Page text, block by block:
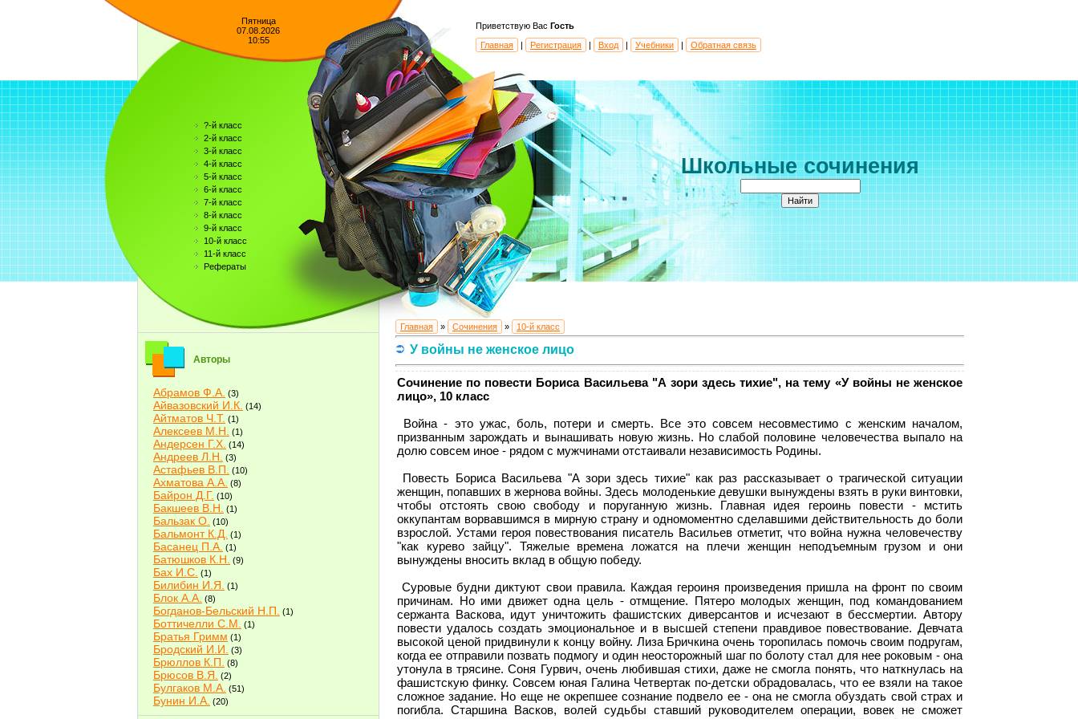
Пятница
07.08.2026
10:55
?-й класс
2-й класс
3-й класс
4-й класс
5-й класс
6-й класс
7-й класс
8-й класс
9-й класс
10-й класс
11-й класс
Рефераты
Авторы
Абрамов Ф.А. (3)
Айвазовский И.К. (14)
Айтматов Ч.Т. (1)
Алексеев М.Н. (1)
Андерсен Г.Х. (14)
Андреев Л.Н. (3)
Астафьев В.П. (10)
Ахматова А.А. (8)
Байрон Д.Г. (10)
Бакшеев В.Н. (1)
Бальзак О. (10)
Бальмонт К.Д. (1)
Басанец П.А. (1)
Батюшков К.Н. (9)
Бах И.С. (1)
Билибин И.Я. (1)
Блок А.А. (8)
Богданов-Бельский Н.П. (1)
Боттичелли С.М. (1)
Братья Гримм (1)
Бродский И.И. (3)
Брюллов К.П. (8)
Брюсов В.Я. (2)
Булгаков М.А. (51)
Бунин И.А. (20)
Быков В.В.(2)
Приветствую Вас Гость
Главная
| Регистрация | Вход | Учебники | Обратная связь
Школьные сочинения
Главная » Сочинения » 10-й класс
У войны не женское лицо
Сочинение по повести Бориса Васильева "А зори здесь тихие", на тему «У войны не женское
лицо», 10 класс
Война - это ужас, боль, потери и смерть. Все это совсем несовместимо с женским началом,
призванным зарождать и вынашивать новую жизнь. Но слабой половине человечества выпало на
долю совсем иное - рядом с мужчинами отстаивали независимость Родины.
Повесть Бориса Васильева "А зори здесь тихие" как раз рассказывает о трагической ситуации
женщин, попавших в жернова войны. Здесь молоденькие девушки вынуждены взять в руки винтовки,
чтобы отстоять свою свободу и поруганную жизнь. Главная идея героинь повести - мстить
оккупантам ворвавшимся в мирную страну и одномоментно сделавшими действительность до боли
взрослой. Устами героя повествования писатель Васильев отметит, что война нужна человечеству
"как курево зайцу". Тяжелые времена ложатся на плечи женщин неподъемным грузом и они
вынуждены вносить вклад в общую победу.
Суровые будни диктуют свои правила. Каждая героиня произведения пришла на фронт по своим
причинам. Но ими движет одна цель - отмщение. Пятеро молодых женщин, под командованием
сержанта Васкова, идут уничтожить фашистских диверсантов и исчезают в бессмертии. Автору
повести удалось создать эмоциональное и в высшей степени правдивое повествование. Девчата
высокой ценой придвинули к концу войну. Лиза Бричкина очень торопилась помочь своим подругам,
когда ее отправили позвать подмогу и один неосторожный шаг по болоту стал для нее роковым - она
утонула в трясине. Соня Гурвич, очень любившая стихи, даже не смогла понять, что наткнулась на
фашистскую финку. Совсем юная Галина Четвертак по-детски обрадовалась, что ее взяли на такое
сложное задание. Но еще не окрепшее сознание подвело ее - она не смогла обуздать свой страх и
погибла. Старшина Васков, волей судьбы ставший руководителем операции, вовек не сможет